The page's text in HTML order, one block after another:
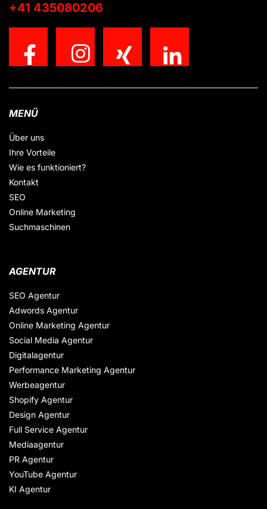
+41 435080206
MENÜ
Über uns
Ihre Vorteile
Wie es funktioniert?
Kontakt
SEO
Online Marketing
Suchmaschinen
AGENTUR
SEO Agentur
Adwords Agentur
Online Marketing Agentur
Social Media Agentur
Digitalagentur
Performance Marketing Agentur
Werbeagentur
Shopify Agentur
Design Agentur
Full Service Agentur
Mediaagentur
PR Agentur
YouTube Agentur
KI Agentur